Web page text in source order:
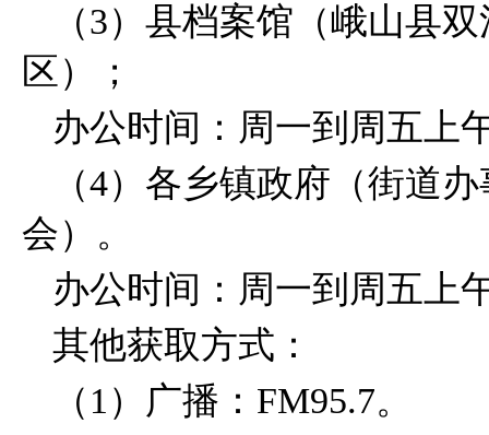
（3）县档案馆 （峨山县
区）
；
办公时间： 周一到周五 上
（4）各乡镇政府（街道
会）。
办公时间： 周一到周五 上
其他获取方式：
（1）广播：FM95.7。